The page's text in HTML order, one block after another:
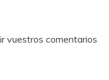
vuestros comentarios